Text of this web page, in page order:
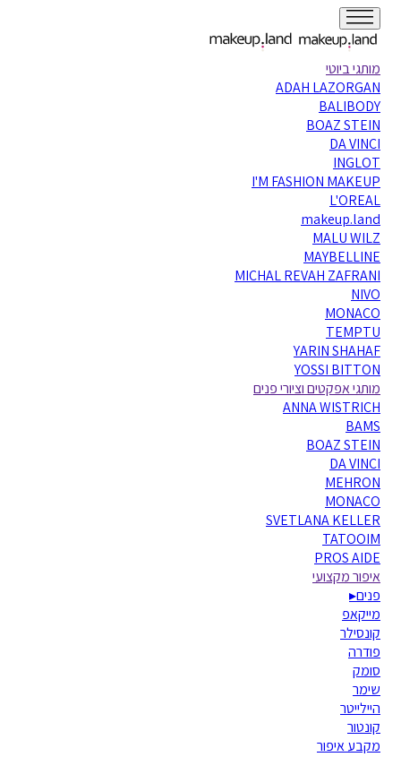
מותגי ביוטי
ADAH LAZORGAN
BALIBODY
BOAZ STEIN
DA VINCI
INGLOT
I'M FASHION MAKEUP
L'OREAL
makeup.land
MALU WILZ
MAYBELLINE
MICHAL REVAH ZAFRANI
NIVO
MONACO
TEMPTU
YARIN SHAHAF
YOSSI BITTON
מותגי אפקטים וציורי פנים
ANNA WISTRICH
BAMS
BOAZ STEIN
DA VINCI
MEHRON
MONACO
SVETLANA KELLER
TATOOIM
PROS AIDE
איפור מקצועי
פנים▸
מייקאפ
קונסילר
פודרה
סומק
שימר
היילייטר
קונטור
מקבע איפור